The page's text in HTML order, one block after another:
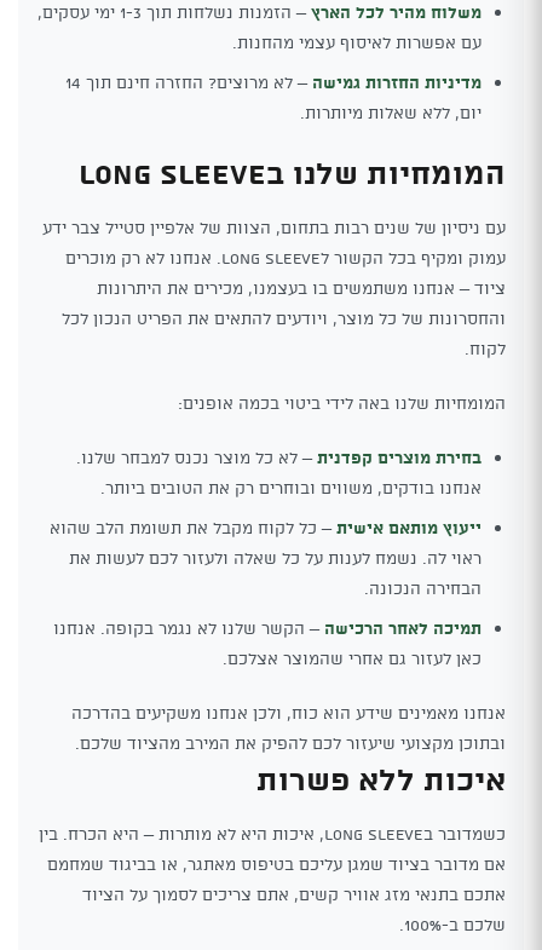
משלוח מהיר לכל הארץ
– הזמנות נשלחות תוך 1-3 ימי עסקים,
עם אפשרות לאיסוף עצמי מהחנות.
מדיניות החזרות גמישה
– לא מרוצים? החזרה חינם תוך 14
יום, ללא שאלות מיותרות.
המומחיות שלנו בLong Sleeve
עם ניסיון של שנים רבות בתחום, הצוות של אלפיין סטייל צבר ידע
עמוק ומקיף בכל הקשור לLong Sleeve. אנחנו לא רק מוכרים
ציוד – אנחנו משתמשים בו בעצמנו, מכירים את היתרונות
והחסרונות של כל מוצר, ויודעים להתאים את הפריט הנכון לכל
לקוח.
המומחיות שלנו באה לידי ביטוי בכמה אופנים:
בחירת מוצרים קפדנית– לא כל מוצר נכנס למבחר שלנו.
אנחנו בודקים, משווים ובוחרים רק את הטובים ביותר.
ייעוץ מותאם אישית– כל לקוח מקבל את תשומת הלב שהוא
ראוי לה. נשמח לענות על כל שאלה ולעזור לכם לעשות את
הבחירה הנכונה.
תמיכה לאחר הרכישה – הקשר שלנו לא נגמר בקופה. אנחנו
כאן לעזור גם אחרי שהמוצר אצלכם.
אנחנו מאמינים שידע הוא כוח, ולכן אנחנו משקיעים בהדרכה
ובתוכן מקצועי שיעזור לכם להפיק את המירב מהציוד שלכם.
איכות ללא פשרות
כשמדובר בLong Sleeve, איכות היא לא מותרות – היא הכרח. בין
אם מדובר בציוד שמגן עליכם בטיפוס מאתגר, או בביגוד שמחמם
אתכם בתנאי מזג אוויר קשים, אתם צריכים לסמוך על הציוד
שלכם ב-100%.